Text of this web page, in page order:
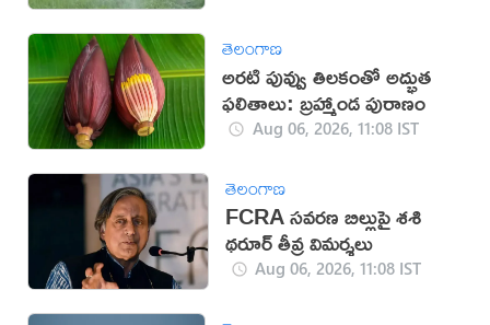
తెలంగాణ
అరటి పువ్వు తిలకంతో అద్భుత
ఫలితాలు: బ్రహ్మాండ పురాణం
Aug 06, 2026, 11:08 IST
తెలంగాణ
FCRA సవరణ బిల్లుపై శశి
థరూర్ తీవ్ర విమర్శలు
Aug 06, 2026, 11:08 IST